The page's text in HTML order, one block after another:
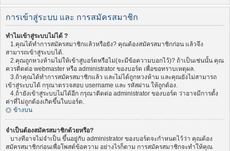
การเข้าสู่ระบบ และ การสมัครสมาชิก
ทำไมเข้าสู่ระบบไม่ได้ ?
1.คุณได้ทำการสมัครสมาชิกแล้วหรือยัง? คุณต้องสมัครสมาชิกก่อน แล้วจึง
สามารถเข้าสู่ระบบได้.
2.คุณถูกหวงห้ามไม่ให้เข้าสู่บอร์ดหรือไม่(จะมีข้อความบอกไว้)? ถ้าเป็นเช่นนั้น คุณ
ควรติดต่อ webmaster หรือ administrator ของบอร์ด เพื่อขอทราบเหตุผล.
3.ถ้าคุณได้ทำการสมัครสมาชิกแล้ว และไม่ได้ถูกหวงห้าม และคุณยังไม่สามารถ
เข้าสู่ระบบได้ กรุณาตรวจสอบ username และ รหัสผ่าน ให้ถูกต้อง.
4.ถ้ายังเข้าสู่ระบบไม่ได้อีก กรุณาติดต่อ administrator ของบอร์ด ว่าอาจมีการตั้ง
ค่าที่ไม่ถูกต้องเกิดขึ้นในบอร์ด.
ข้างบน
จำเป็นต้องสมัครสมาชิกด้วยหรือ?
บางทีอาจไม่จำเป็น ขึ้นอยู่กับ administrator ของบอร์ดจะกำหนดไว้ว่า คุณต้อง
สมัครสมาชิกก่อนเพื่อโพสต์ข้อความ อย่างไรก็ตาม การสมัครสมาชิกจะทำให้คุณ